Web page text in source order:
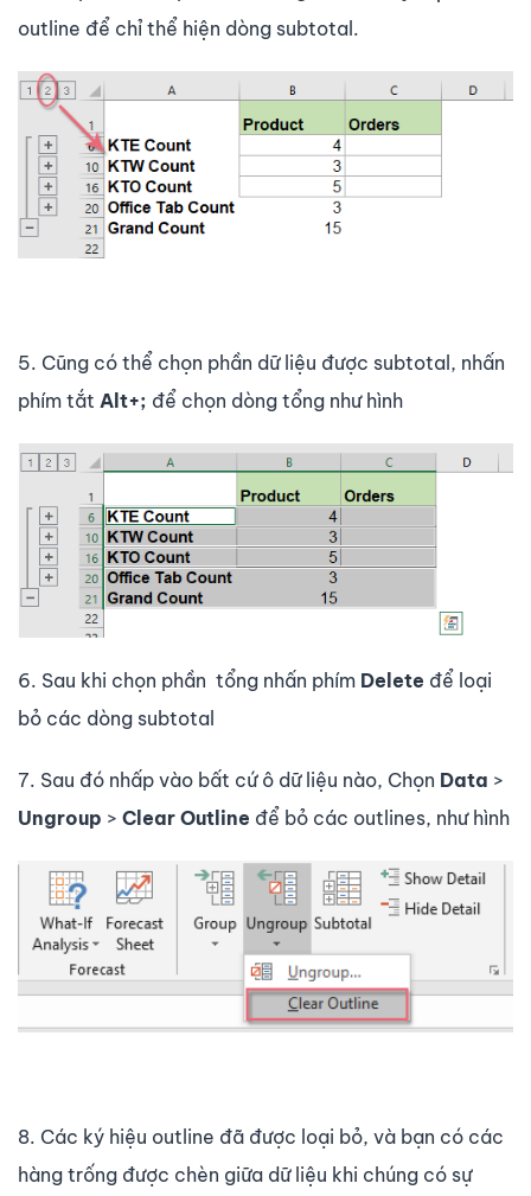
outline để chỉ thể hiện dòng subtotal.
5. Cũng có thể chọn phần dữ liệu được subtotal, nhấn
phím tắt Alt+; để chọn dòng tổng như hình
6. Sau khi chọn phần tổng nhấn phím Delete để loại
bỏ các dòng subtotal
7. Sau đó nhấp vào bất cứ ô dữ liệu nào, Chọn Data >
Ungroup > Clear Outline để bỏ các outlines, như hình
8. Các ký hiệu outline đã được loại bỏ, và bạn có các
hàng trống được chèn giữa dữ liệu khi chúng có sự